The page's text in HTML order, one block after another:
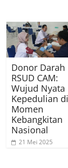
Donor Darah
RSUD CAM:
Wujud Nyata
Kepedulian di
Momen
Kebangkitan
Nasional
21 Mei 2025